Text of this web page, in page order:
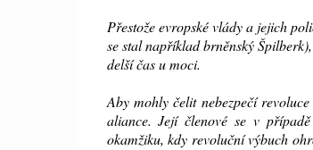
Přestože evropské vlády a jejich
se stal například brněnský
delší čas u moci.
Aby mohly čelit nebezpečí
aliance. Její členové se v
okamžiku, kdy revoluční výbuch